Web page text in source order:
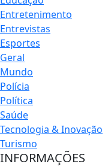
Entretenimento
Entrevistas
Esportes
Geral
Mundo
Polícia
Política
Saúde
Tecnologia & Inovação
Turismo
INFORMAÇÕES